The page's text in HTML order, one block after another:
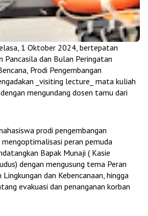
1 Oktober 2024, bertepatan
Pancasila dan Bulan Peringatan
Prodi Pengembangan
_visiting lecture_ mata kuliah
mengundang dosen tamu dari
prodi pengembangan
peran pemuda
Bapak Munaji ( Kasie
dengan mengusung tema Peran
Lingkungan dan Kebencanaan, hingga
evakuasi dan penanganan korban